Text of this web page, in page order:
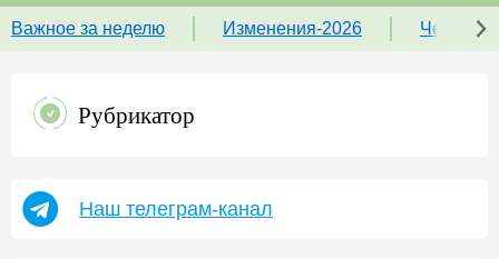
Важное за неделю Изменения-2026 Чек-
Рубрикатор
Наш телеграм-канал